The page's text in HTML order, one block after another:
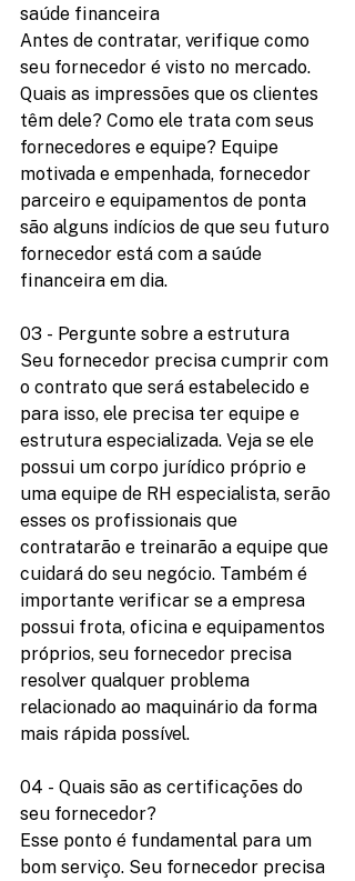
saúde financeira
Antes de contratar, verifique como
seu fornecedor é visto no mercado.
Quais as impressões que os clientes
têm dele? Como ele trata com seus
fornecedores e equipe? Equipe
motivada e empenhada, fornecedor
parceiro e equipamentos de ponta
são alguns indícios de que seu futuro
fornecedor está com a saúde
financeira em dia.
03 - Pergunte sobre a estrutura
Seu fornecedor precisa cumprir com
o contrato que será estabelecido e
para isso, ele precisa ter equipe e
estrutura especializada. Veja se ele
possui um corpo jurídico próprio e
uma equipe de RH especialista, serão
esses os profissionais que
contratarão e treinarão a equipe que
cuidará do seu negócio. Também é
importante verificar se a empresa
possui frota, oficina e equipamentos
próprios, seu fornecedor precisa
resolver qualquer problema
relacionado ao maquinário da forma
mais rápida possível.
04 - Quais são as certificações do
seu fornecedor?
Esse ponto é fundamental para um
bom serviço. Seu fornecedor precisa